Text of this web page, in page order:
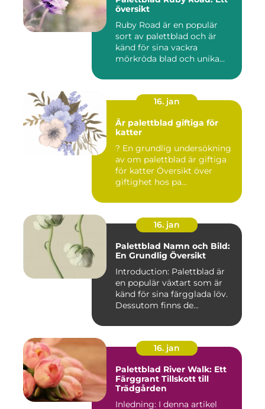
översikt
Ruby Road är en populär
sort av palettblad och är
känd för sina vackra
mörkröda blad och unika
16. jan
Är palettblad giftiga för
katter
? En grundlig undersökning
av om palettblad är giftiga
för katter Översikt över
giftighet hos pa...
16. jan
Palettblad Namn och Bild:
En Grundlig Översikt
Introduction: Palettblad är
en populär växtart som är
känd för sina färgglada löv.
Dessutom finns de...
16. jan
Palettblad River Walk: Ett
Färggrant Tillskott till
Trädgården
Inledning: I denna artikel